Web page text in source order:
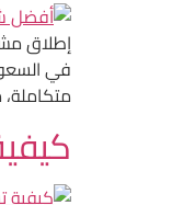
إطلاق
في